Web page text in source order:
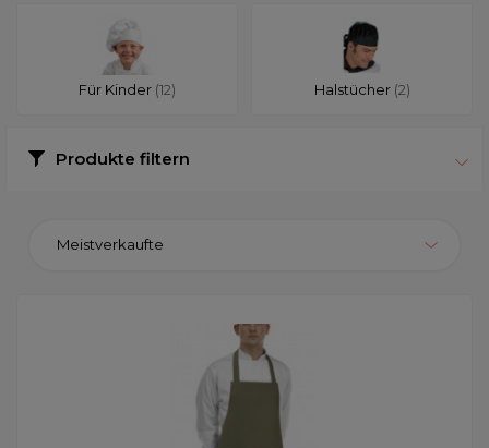
Für Kinder (12) Halstücher (2)
Produkte filtern
Meistverkaufte